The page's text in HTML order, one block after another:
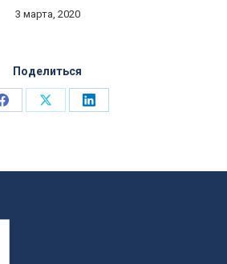
3 марта, 2020
Поделиться
Share
Share
Share